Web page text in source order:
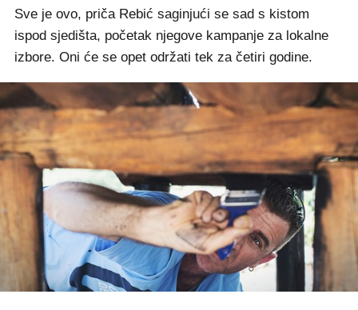
Sve je ovo, priča Rebić saginjući se sad s kistom
ispod sjedišta, početak njegove kampanje za lokalne
izbore. Oni će se opet održati tek za četiri godine.